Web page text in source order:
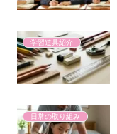
学習道具紹介
日常の取り組み